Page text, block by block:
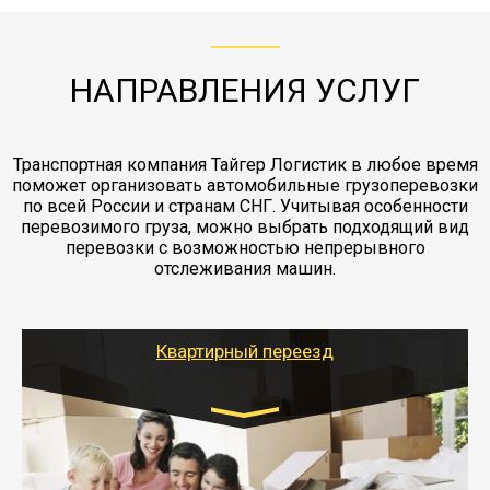
заканчивая выгрузкой в пункте получателя.
НАПРАВЛЕНИЯ УСЛУГ
Транспортная компания Тайгер Логистик в любое время
поможет организовать автомобильные грузоперевозки
по всей России и странам СНГ. Учитывая особенности
перевозимого груза, можно выбрать подходящий вид
перевозки с возможностью непрерывного
отслеживания машин.
Квартирный переезд
Газель: 1,5 и 3 тонны